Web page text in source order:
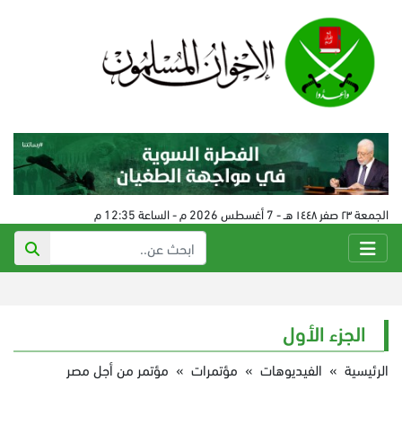
الجمعة ٢٣ صفر ١٤٤٨ هـ - 7 أغسطس 2026 م - الساعة 12:35 م
الجزء الأول
الرئيسية » الفيديوهات » مؤتمرات » مؤتمر من أجل مصر